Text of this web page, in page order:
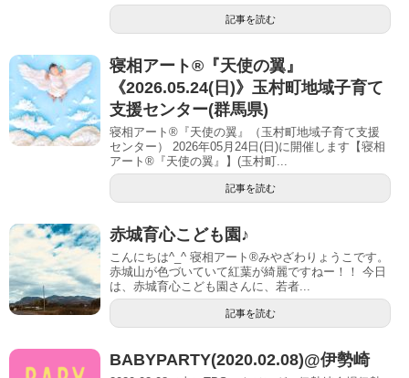
記事を読む
寝相アート®︎『天使の翼』
《2026.05.24(日)》玉村町地域子育て
支援センター(群馬県)
寝相アート®『天使の翼』（玉村町地域子育て支援
センター） 2026年05月24日(日)に開催します【寝相
アート®︎『天使の翼』】(玉村町...
記事を読む
赤城育心こども園♪
こんにちは^_^ 寝相アート®︎みやざわりょうこです。
赤城山が色づいていて紅葉が綺麗ですねー！！ 今日
は、赤城育心こども園さんに、若者...
記事を読む
BABYPARTY(2020.02.08)@伊勢崎